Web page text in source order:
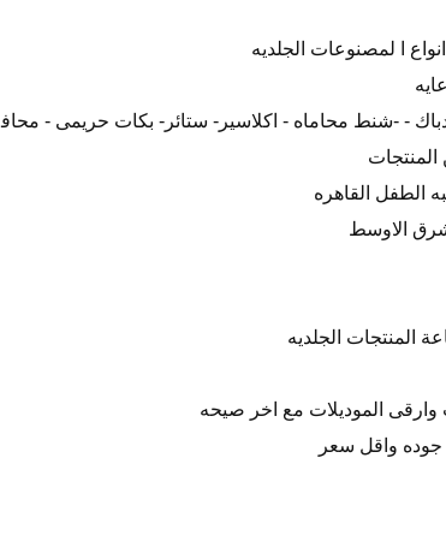
ا لمصنوعات الجلديه
- -شنط محاماه - اكلاسير- ستائر- بكات حريمى - محاف
الاوسط
المنتجات الجلديه
الموديلات مع اخر صيحه
جوده واقل سعر